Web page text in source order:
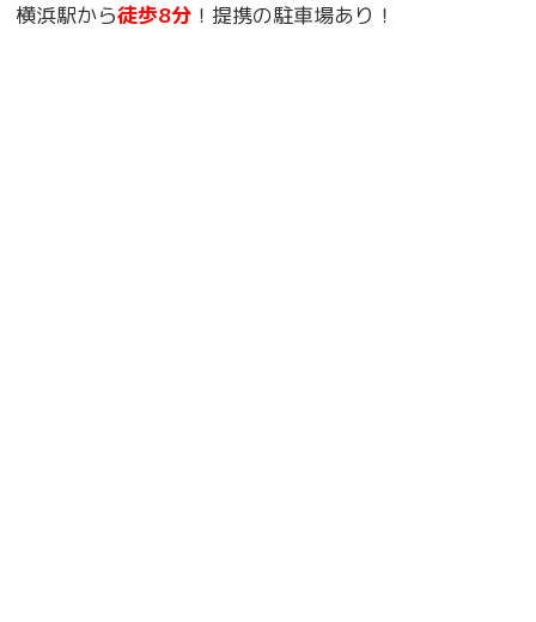
横浜駅から徒歩8分 ！提携の駐車場あり！